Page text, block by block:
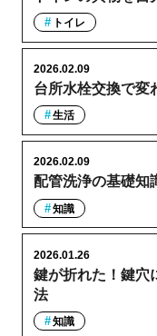
トイレ
台所水栓交換で変
2026.02.09
生活
配管洗浄の基礎知
2026.02.09
知識
鍵が折れた！鍵穴
法
2026.01.26
知識